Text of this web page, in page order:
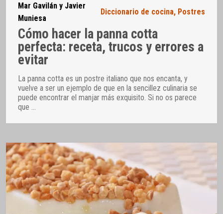
Mar Gavilán y Javier
Muniesa
Diccionario de cocina, Postres
Cómo hacer la panna cotta
perfecta: receta, trucos y errores a
evitar
La panna cotta es un postre italiano que nos encanta, y
vuelve a ser un ejemplo de que en la sencillez culinaria se
puede encontrar el manjar más exquisito. Si no os parece
que